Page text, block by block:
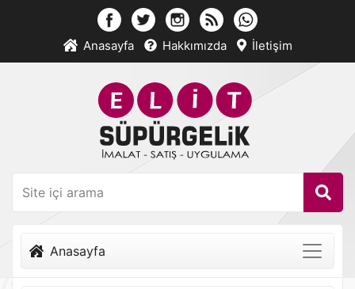
Anasayfa Hakkımızda İletişim
Anasayfa